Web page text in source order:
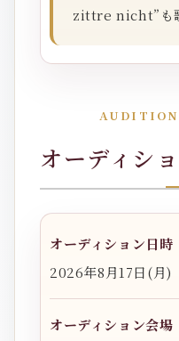
zittre nicht”も
オーディシ
オーディション日時
2026年8月17日(月)
オーディション会場